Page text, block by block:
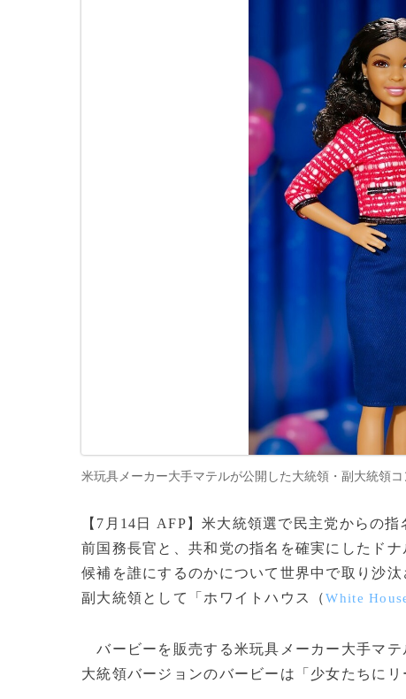
米玩具メーカー大手マテルが公開した大統領・副大統領
【7月14日 AFP】米大統領選で民主党からの
前国務長官と、共和党の指名を確実にしたド
候補を誰にするのかについて世界中で取り沙
副大統領として「ホワイトハウス（White
バービーを販売する米玩具メーカー大手マテ
大統領バージョンのバービーは「少女たちに